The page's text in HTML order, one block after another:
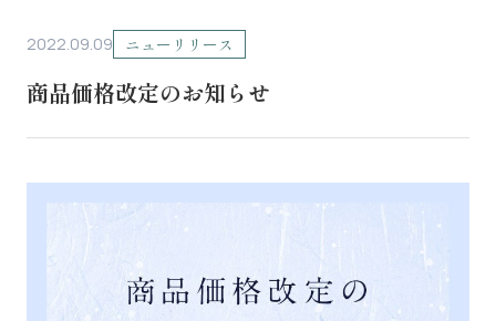
2022.09.09 ニューリリース
商品価格改定のお知らせ